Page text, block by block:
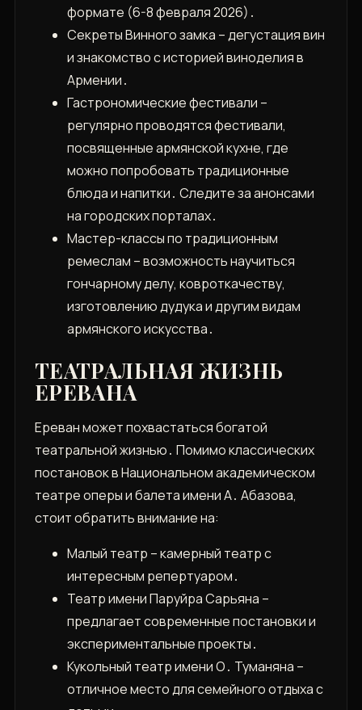
формате (6-8 февраля 2026)․
Секреты Винного замка – дегустация вин
и знакомство с историей виноделия в
Армении․
Гастрономические фестивали –
регулярно проводятся фестивали,
посвященные армянской кухне, где
можно попробовать традиционные
блюда и напитки․ Следите за анонсами
на городских порталах․
Мастер-классы по традиционным
ремеслам – возможность научиться
гончарному делу, ковроткачеству,
изготовлению дудука и другим видам
армянского искусства․
ТЕАТРАЛЬНАЯ ЖИЗНЬ
ЕРЕВАНА
Ереван может похвастаться богатой
театральной жизнью․ Помимо классических
постановок в Национальном академическом
театре оперы и балета имени А․ Абазова,
стоит обратить внимание на:
Малый театр – камерный театр с
интересным репертуаром․
Театр имени Паруйра Сарьяна –
предлагает современные постановки и
экспериментальные проекты․
Кукольный театр имени О․ Туманяна –
отличное место для семейного отдыха с